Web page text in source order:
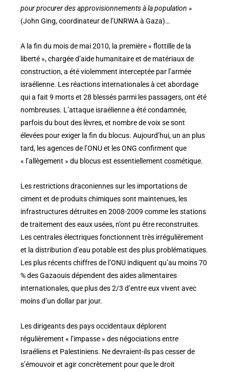
pour procurer des approvisionnements à la population »
(John Ging, coordinateur de l’UNRWA à Gaza)…
A la fin du mois de mai 2010, la première « flottille de la
liberté », chargée d’aide humanitaire et de matériaux de
construction, a été violemment interceptée par l’armée
israélienne. Les réactions internationales à cet abordage
qui a fait 9 morts et 28 blessés parmi les passagers, ont été
nombreuses. L’attaque israélienne a été condamnée,
parfois du bout des lèvres, et nombre de voix se sont
élevées pour exiger la fin du blocus. Aujourd’hui, un an plus
tard, les agences de l’ONU et les ONG confirment que
« l’allègement » du blocus est essentiellement cosmétique.
Les restrictions draconiennes sur les importations de
ciment et de produits chimiques sont maintenues, les
infrastructures détruites en 2008-2009 comme les stations
de traitement des eaux usées, n’ont pu être reconstruites.
Les centrales électriques fonctionnent très irrégulièrement
et la distribution d’eau potable est des plus problématiques.
Les plus récents chiffres de l’ONU indiquent qu’au moins 70
% des Gazaouis dépendent des aides alimentaires
internationales, que plus des 2/3 d’entre eux vivent avec
moins d’un dollar par jour.
Les dirigeants des pays occidentaux déplorent
régulièrement « l’impasse » des négociations entre
Israéliens et Palestiniens. Ne devraient-ils pas cesser de
s’émouvoir et agir concrètement pour que le droit